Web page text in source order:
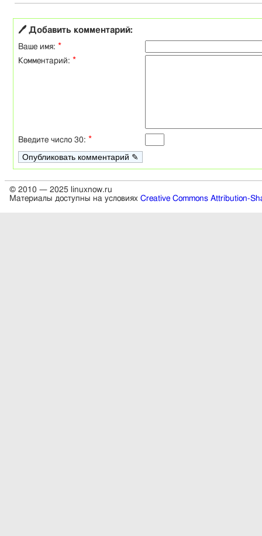
🖊 Добавить комментарий:
Ваше имя: *
Комментарий: *
Введите число 30: *
© 2010 — 2025 linuxnow.ru
Материалы доступны на условиях Creative Commons Attribution-